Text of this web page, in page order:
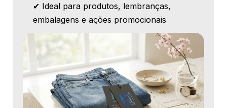
✔ Ideal para produtos, lembranças,
embalagens e ações promocionais